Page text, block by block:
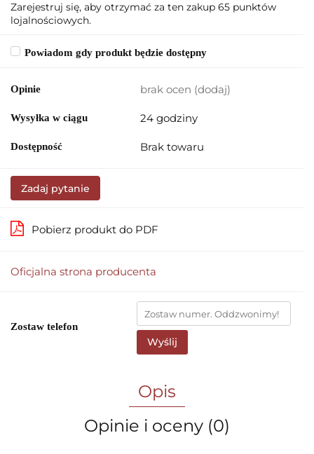
Zarejestruj się, aby otrzymać za ten zakup 65 punktów
lojalnościowych.
Powiadom gdy produkt będzie dostępny
Opinie brak ocen (dodaj)
Wysyłka w ciągu 24 godziny
Dostępność Brak towaru
Zadaj pytanie
Pobierz produkt do PDF
Oficjalna strona producenta
Zostaw telefon
Wyślij
Opis
Opinie i oceny (0)